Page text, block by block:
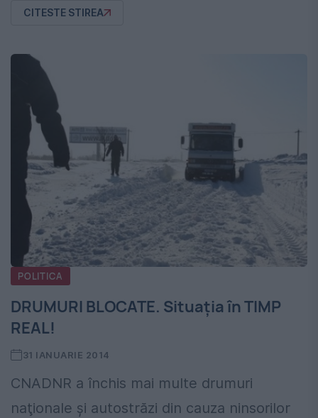
CITESTE STIREA
POLITICA
DRUMURI BLOCATE. Situaţia în TIMP
REAL!
31 IANUARIE 2014
CNADNR a închis mai multe drumuri
naţionale şi autostrăzi din cauza ninsorilor